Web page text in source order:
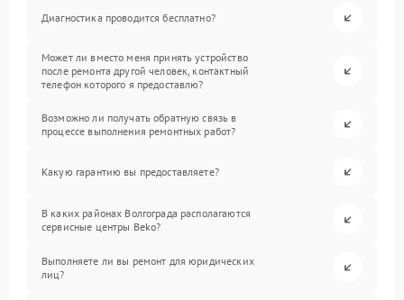
Диагностика проводится бесплатно?
Может ли вместо меня принять устройство
после ремонта другой человек, контактный
телефон которого я предоставлю?
Возможно ли получать обратную связь в
процессе выполнения ремонтных работ?
Какую гарантию вы предоставляете?
В каких районах Волгограда располагаются
сервисные центры Beko?
Выполняете ли вы ремонт для юридических
лиц?